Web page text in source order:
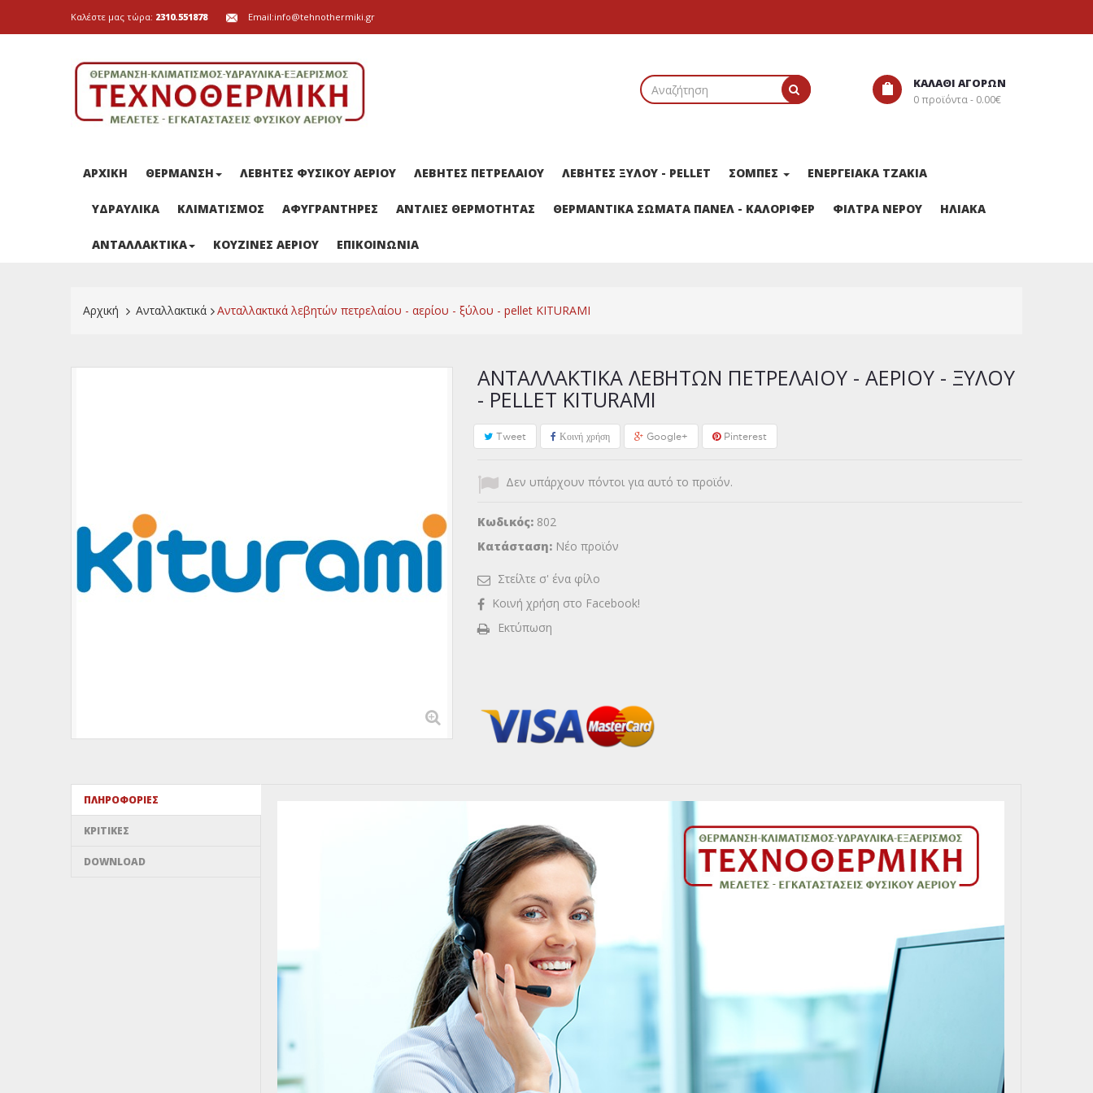
Καλέστε μας τώρα: 2310.551878 Email:info@tehnothermiki.gr
ΚΑΛΆΘΙ ΑΓΟΡΏΝ
0 προϊόντα - 0.00€
ΑΡΧΙΚΗ ΘΕΡΜΑΝΣΗ ΛΕΒΗΤΕΣ ΦΥΣΙΚΟΥ ΑΕΡΙΟΥ ΛΕΒΗΤΕΣ ΠΕΤΡΕΛΑΙΟΥ ΛΕΒΗΤΕΣ ΞΥΛΟΥ - PELLET ΣΟΜΠΕΣ ΕΝΕΡΓΕΙΑΚΑ ΤΖΑΚΙΑ
ΥΔΡΑΥΛΙΚΑ ΚΛΙΜΑΤΙΣΜΟΣ ΑΦΥΓΡΑΝΤΗΡΕΣ ΑΝΤΛΙΕΣ ΘΕΡΜΟΤΗΤΑΣ ΘΕΡΜΑΝΤΙΚΑ ΣΩΜΑΤΑ ΠΑΝΕΛ - ΚΑΛΟΡΙΦΕΡ ΦΙΛΤΡΑ ΝΕΡΟΥ ΗΛΙΑΚΑ
ΑΝΤΑΛΛΑΚΤΙΚΑ ΚΟΥΖΙΝΕΣ ΑΕΡΙΟΥ ΕΠΙΚΟΙΝΩΝΙΑ
Αρχική > Ανταλλακτικά >Ανταλλακτικά λεβητών πετρελαίου - αερίου - ξύλου - pellet KITURAMI
ΑΝΤΑΛΛΑΚΤΙΚΆ ΛΕΒΗΤΏΝ ΠΕΤΡΕΛΑΊΟΥ - ΑΕΡΊΟΥ - ΞΎΛΟΥ
- PELLET KITURAMI
Tweet Κοινή χρήση Google+ Pinterest
Δεν υπάρχουν πόντοι για αυτό το προϊόν.
Κωδικός: 802
Κατάσταση: Νέο προϊόν
Στείλτε σ' ένα φίλο
Κοινή χρήση στο Facebook!
Εκτύπωση
ΠΛΗΡΟΦΟΡΊΕΣ
ΚΡΙΤΙΚΈΣ
DOWNLOAD